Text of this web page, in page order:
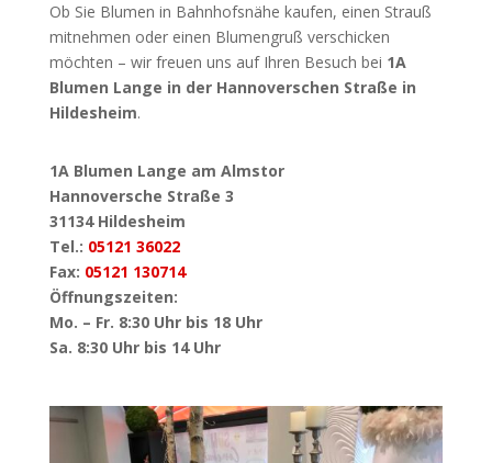
Ob Sie Blumen in Bahnhofsnähe kaufen, einen Strauß
mitnehmen oder einen Blumengruß verschicken
möchten – wir freuen uns auf Ihren Besuch bei 1A
Blumen Lange in der Hannoverschen Straße in
Hildesheim.
1A Blumen Lange am Almstor
Hannoversche Straße 3
31134 Hildesheim
Tel.: 05121 36022
Fax: 05121 130714
Öffnungszeiten:
Mo. – Fr. 8:30 Uhr bis 18 Uhr
Sa. 8:30 Uhr bis 14 Uhr